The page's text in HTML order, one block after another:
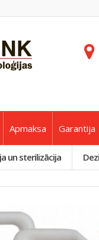
Apmaksa Garantija
un sterilizācija